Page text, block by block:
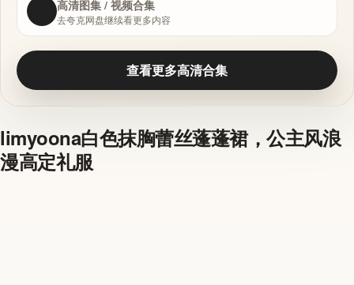
高清图集 / 视频合集
去夸克网盘继续看更多内容
查看更多高清合集
limyoona白色抹胸蕾丝蓬蓬裙，公主风浪
漫高定礼服